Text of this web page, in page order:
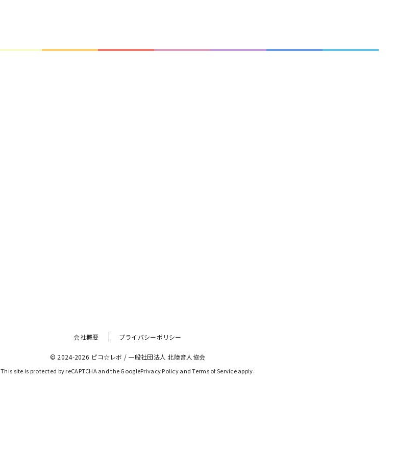
会社概要 プライバシーポリシー
© 2024-2026 ピコ☆レボ / 一般社団法人 北陸音人協会
This site is protected by reCAPTCHA and the GooglePrivacy Policy and Terms of Service apply.